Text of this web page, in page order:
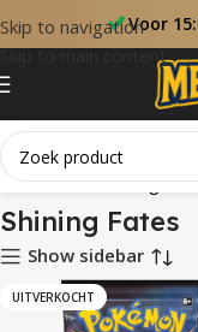
Skip to navigation
Skip to main content
Voor
Home Sets Shining
Shining Fates
Show sidebar
UITVERKOCHT